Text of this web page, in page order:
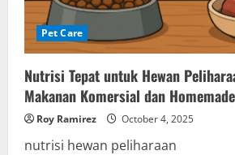
Pet Care
Nutrisi Tepat untuk Hewan
Makanan Komersial dan Homemade
Roy Ramirez October 4, 2025
nutrisi hewan peliharaan